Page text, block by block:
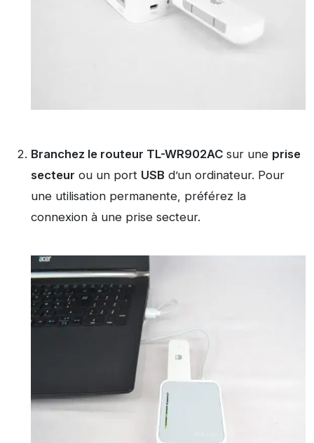
Branchez le routeur TL-WR902AC sur une prise
secteur ou un port USB d’un ordinateur. Pour
une utilisation permanente, préférez la
connexion à une prise secteur.